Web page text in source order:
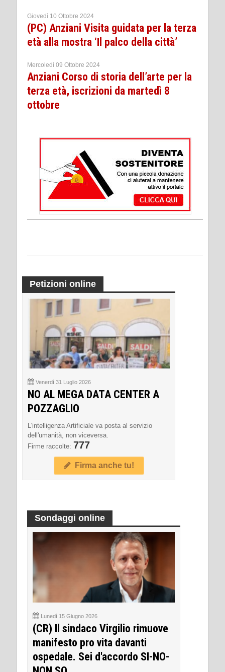
Giovedì 10 Ottobre 2024
(PC) Anziani Visita guidata per la terza
età alla mostra ‘Il palco della città’
Mercoledì 09 Ottobre 2024
Anziani Corso di storia dell’arte per la
terza età, iscrizioni da martedì 8
ottobre
Petizioni online
Venerdì 31 Luglio 2026
NO AL MEGA DATA CENTER A
POZZAGLIO
L'intelligenza Artificiale va posta al servizio
dell'umanità, non viceversa.
Firme raccolte: 777
Firma anche tu!
Sondaggi online
Lunedì 15 Giugno 2026
(CR) Il sindaco Virgilio rimuove
manifesto pro vita davanti
ospedale. Sei d'accordo SI-NO-